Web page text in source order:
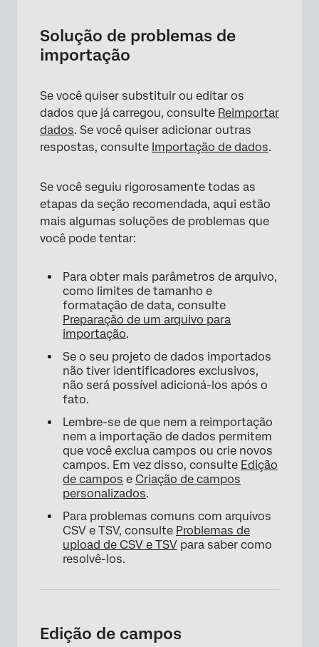
×
Solução de problemas de
importação
Se você quiser substituir ou editar os
dados que já carregou, consulte Reimportar
dados. Se você quiser adicionar outras
respostas, consulte Importação de dados.
Se você seguiu rigorosamente todas as
etapas da seção recomendada, aqui estão
mais algumas soluções de problemas que
você pode tentar:
Para obter mais parâmetros de arquivo,
como limites de tamanho e
formatação de data, consulte
Preparação de um arquivo para
importação.
Se o seu projeto de dados importados
não tiver identificadores exclusivos,
não será possível adicioná-los após o
fato.
Lembre-se de que nem a reimportação
nem a importação de dados permitem
que você exclua campos ou crie novos
campos. Em vez disso, consulte Edição
de campos e Criação de campos
personalizados.
Para problemas comuns com arquivos
CSV e TSV, consulte Problemas de
upload de CSV e TSV para saber como
resolvê-los.
Edição de campos